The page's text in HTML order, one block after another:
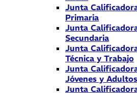
Junta
Primaria
Junta
Secundaria
Junta
Técnica y Trabajo
Junta
Jóvenes y Adultos
Junta